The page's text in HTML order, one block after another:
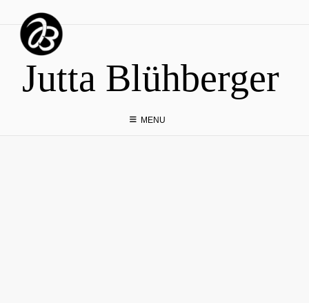
content
Jutta Blühberger
MENU